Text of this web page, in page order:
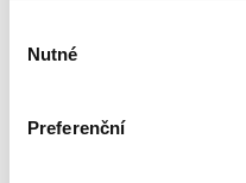
souhlasu
Nutné
Preferenční